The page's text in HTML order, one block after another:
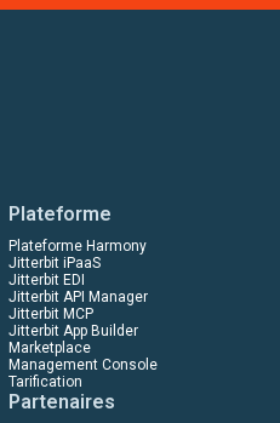
Plateforme
Plateforme Harmony
Jitterbit iPaaS
Jitterbit EDI
Jitterbit API Manager
Jitterbit MCP
Jitterbit App Builder
Marketplace
Management Console
Tarification
Partenaires